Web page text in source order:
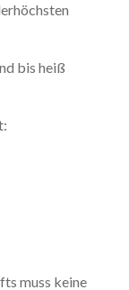
bis heiß
muss keine